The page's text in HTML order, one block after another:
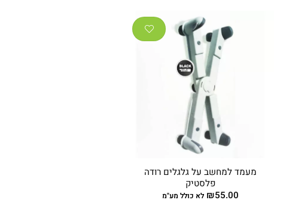
מעמד למחשב על גלגלים רודה
פלסטיק
₪55.00 לא כולל מע"מ